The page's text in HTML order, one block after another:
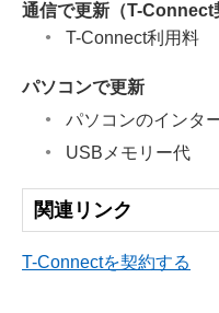
通信で更新（T-Connect
T-Connect利用料
パソコンで更新
パソコンのインタ
USBメモリー代
関連リンク
T-Connectを契約する